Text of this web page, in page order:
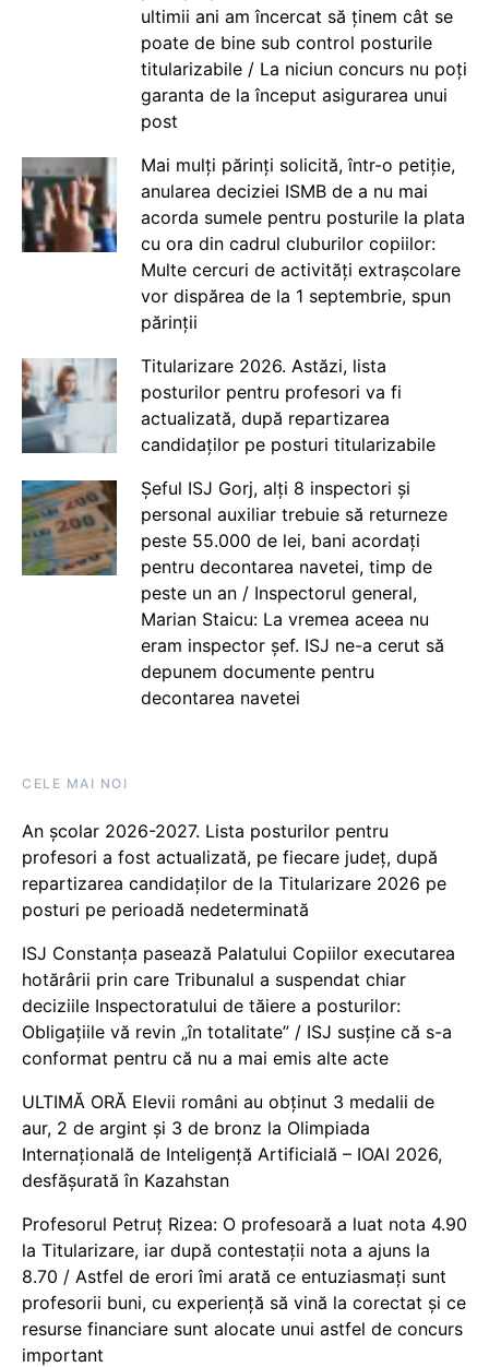
ultimii ani am încercat să ținem cât se
poate de bine sub control posturile
titularizabile / La niciun concurs nu poți
garanta de la început asigurarea unui
post
Mai mulți părinți solicită, într-o petiție,
anularea deciziei ISMB de a nu mai
acorda sumele pentru posturile la plata
cu ora din cadrul cluburilor copiilor:
Multe cercuri de activități extrașcolare
vor dispărea de la 1 septembrie, spun
părinții
Titularizare 2026. Astăzi, lista
posturilor pentru profesori va fi
actualizată, după repartizarea
candidaților pe posturi titularizabile
Șeful ISJ Gorj, alți 8 inspectori și
personal auxiliar trebuie să returneze
peste 55.000 de lei, bani acordați
pentru decontarea navetei, timp de
peste un an / Inspectorul general,
Marian Staicu: La vremea aceea nu
eram inspector șef. ISJ ne-a cerut să
depunem documente pentru
decontarea navetei
CELE MAI NOI
An școlar 2026-2027. Lista posturilor pentru
profesori a fost actualizată, pe fiecare județ, după
repartizarea candidaților de la Titularizare 2026 pe
posturi pe perioadă nedeterminată
ISJ Constanța pasează Palatului Copiilor executarea
hotărârii prin care Tribunalul a suspendat chiar
deciziile Inspectoratului de tăiere a posturilor:
Obligațiile vă revin „în totalitate” / ISJ susține că s-a
conformat pentru că nu a mai emis alte acte
ULTIMĂ ORĂ Elevii români au obținut 3 medalii de
aur, 2 de argint și 3 de bronz la Olimpiada
Internațională de Inteligență Artificială – IOAI 2026,
desfășurată în Kazahstan
Profesorul Petruț Rizea: O profesoară a luat nota 4.90
la Titularizare, iar după contestații nota a ajuns la
8.70 / Astfel de erori îmi arată ce entuziasmați sunt
profesorii buni, cu experiență să vină la corectat și ce
resurse financiare sunt alocate unui astfel de concurs
important